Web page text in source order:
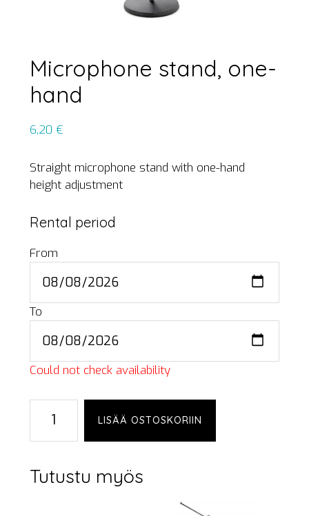
Microphone stand, one-
hand
6,20 €
Straight microphone stand with one-hand
height adjustment
Rental period
From
To
Could not check availability
stand,
one-
määrä
LISÄÄ OSTOSKORIIN
Tutustu myös